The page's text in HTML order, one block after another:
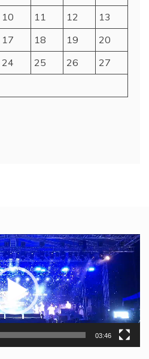
10 11 12
13
17 18 19
20
24 25 26
27
03:46